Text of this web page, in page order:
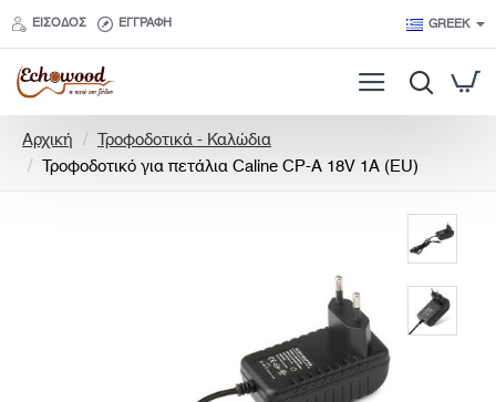
ΕΊΣΟΔΟΣ ΕΓΓΡΑΦΉ GREEK
Αρχική
o
Τροφοδοτικά - Καλώδια
Τροφοδοτικό για πετάλια Caline CP-A 18V 1A (EU)